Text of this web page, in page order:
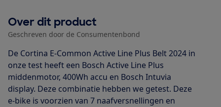
Over dit product
Geschreven door de Consumentenbond
De Cortina E-Common Active Line Plus Belt 2024 in
onze test heeft een Bosch Active Line Plus
middenmotor, 400Wh accu en Bosch Intuvia
display. Deze combinatie hebben we getest. Deze
e-bike is voorzien van 7 naafversnellingen en